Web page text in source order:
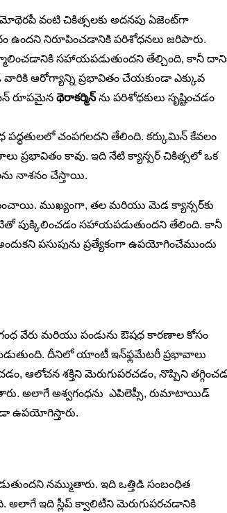
వంటి చికిత్సలకు అదనపు ఏజెంట్‌గా
ఉందని నిరూపించడానికి పరిశోధనలు జరిపారు.
సహాయపడుతుందని తేల్చింది, కానీ
ఆరోగ్యాన్ని ప్రభావితం చేయకుండా ఎక్కువ
రూపమైన థెరాకర్మిన్‌ను పరిశోధకులు సృష్టించడం
చంపగలదని తేలింది. కర్కుమిన్ కేవలం
ప్రభావితం కావు. ఇది నేటి క్యాన్సర్ చికిత్సలో ఒక
నాశనం చేస్తాయి.
ముఖ్యంగా, తల మరియు మెడ క్యాన్సర్‌కు
పుక్కిలించడం సహాయపడుతుందని తేలింది. కానీ
పసుపును ప్రత్యేకంగా ఉపయోగించేముందు
వేరు మరియు పండును ఔషధ కారణాల కోసం
దీనిలో యాంటీ ఇన్‌ఫ్లమేటరీ ప్రభావాలు
శక్తిని మెరుగుపరచడం, నొప్పిని
అలాగే అశ్వగంధను ఎపిలెప్సీ, రుమాటాయిడ్
ఉపయోగిస్తారు.
నమ్ముతారు. ఇది ఒత్తిడి సంబంధిత
అలాగే ఇది స్లీప్ క్వాలిటీని మెరుగుపరచడానికి